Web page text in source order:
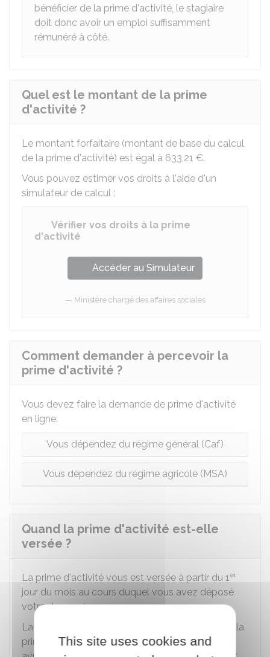
bénéficier de la prime d'activité, le stagiaire
doit donc avoir un emploi suffisamment
rémunéré à côté.
Quel est le montant de la prime
d'activité ?
Le montant forfaitaire (montant de base du calcul
de la prime d'activité) est égal à 633,21 €.
Vous pouvez estimer vos droits à l'aide d'un
simulateur de calcul :
Vérifier vos droits à la prime
d'activité
Accéder au Simulateur
Ministère chargé des affaires sociales
Comment demander à percevoir la
prime d'activité ?
Vous devez faire la demande de prime d'activité
en ligne.
Vous dépendez du régime général (Caf)
Vous dépendez du régime agricole (MSA)
Quand la prime d'activité est-elle
versée ?
La prime d'activité vous est versée à partir du 1er
jour du mois au cours duquel vous avez déposé
votre demande.
La prime est versée chaque mois (par exemple : la
prime d'activité du mois de mars est versée en
This site uses cookies and